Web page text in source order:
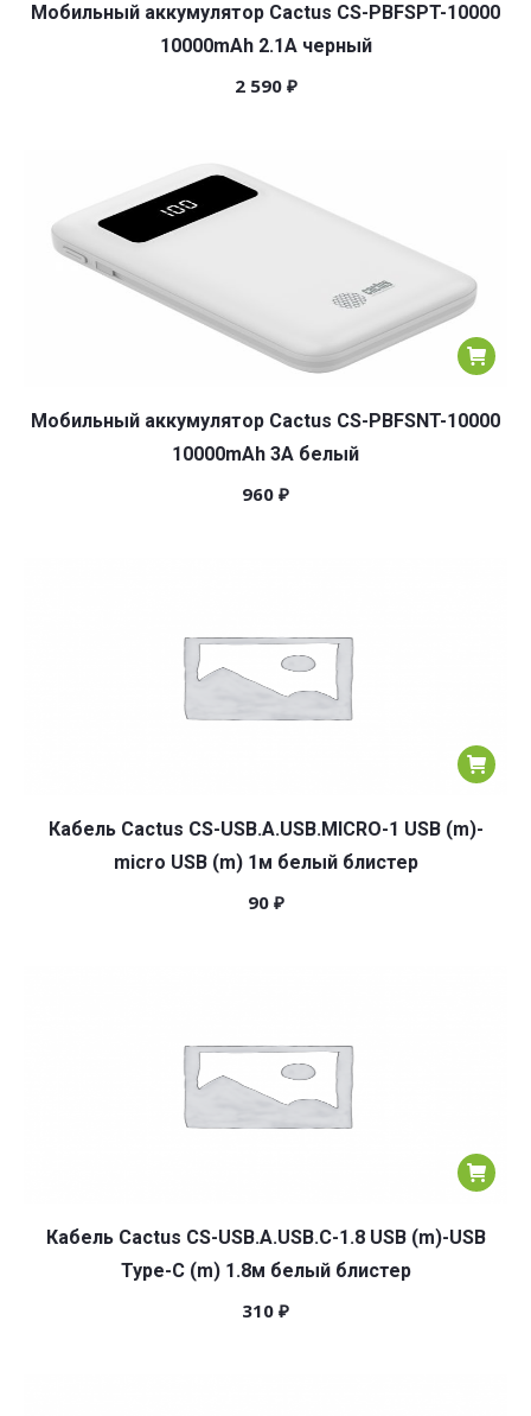
Мобильный аккумулятор Cactus CS-PBFSPT-10000
10000mAh 2.1A черный
2 590 ₽
Мобильный аккумулятор Cactus CS-PBFSNT-10000
10000mAh 3A белый
960 ₽
Кабель Cactus CS-USB.A.USB.MICRO-1 USB (m)-
micro USB (m) 1м белый блистер
90 ₽
Кабель Cactus CS-USB.A.USB.C-1.8 USB (m)-USB
Type-C (m) 1.8м белый блистер
310 ₽